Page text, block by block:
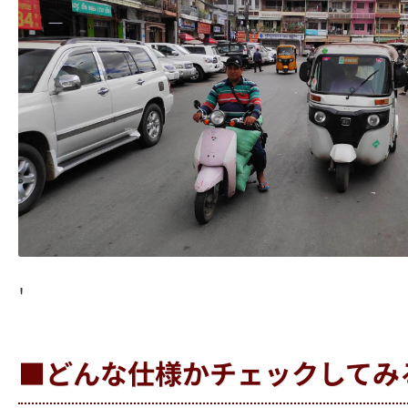
'
■どんな仕様かチェックしてみ